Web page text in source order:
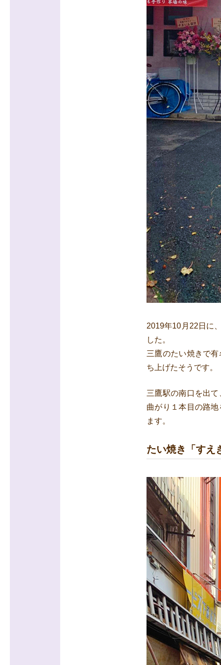
2019年10月22日に
した。
三鷹のたい焼きで
ち上げたそうです。
三鷹駅の南口を出
曲がり１本目の路
ます。
たい焼き「すえ